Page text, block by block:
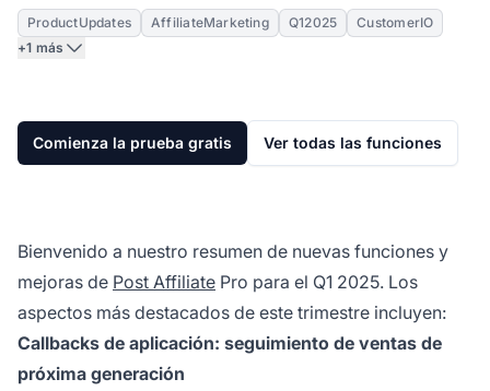
ProductUpdates AffiliateMarketing Q12025
CustomerIO
+1 más
Comienza la prueba gratis Ver todas las funciones
Bienvenido a nuestro resumen de nuevas funciones y
mejoras de Post Affiliate Pro para el Q1 2025. Los
aspectos más destacados de este trimestre incluyen:
Callbacks de aplicación: seguimiento de ventas de
próxima generación